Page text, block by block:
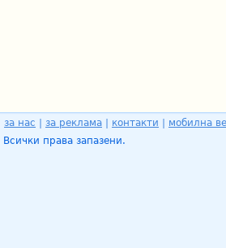
за нас за реклама контакти
мобилна
Всички права запазени.